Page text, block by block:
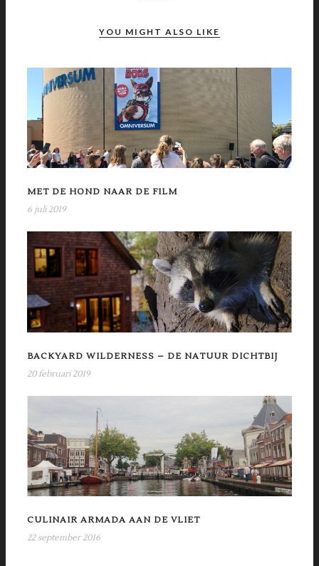
YOU MIGHT ALSO LIKE
MET DE HOND NAAR DE FILM
6 juli 2019
BACKYARD WILDERNESS – DE NATUUR DICHTBIJ
20 februari 2019
CULINAIR ARMADA AAN DE VLIET
22 september 2016